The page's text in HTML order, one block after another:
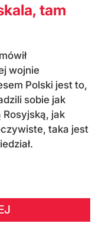
tam
wojnie
Polski jest to,
sobie jak
jak
taka jest